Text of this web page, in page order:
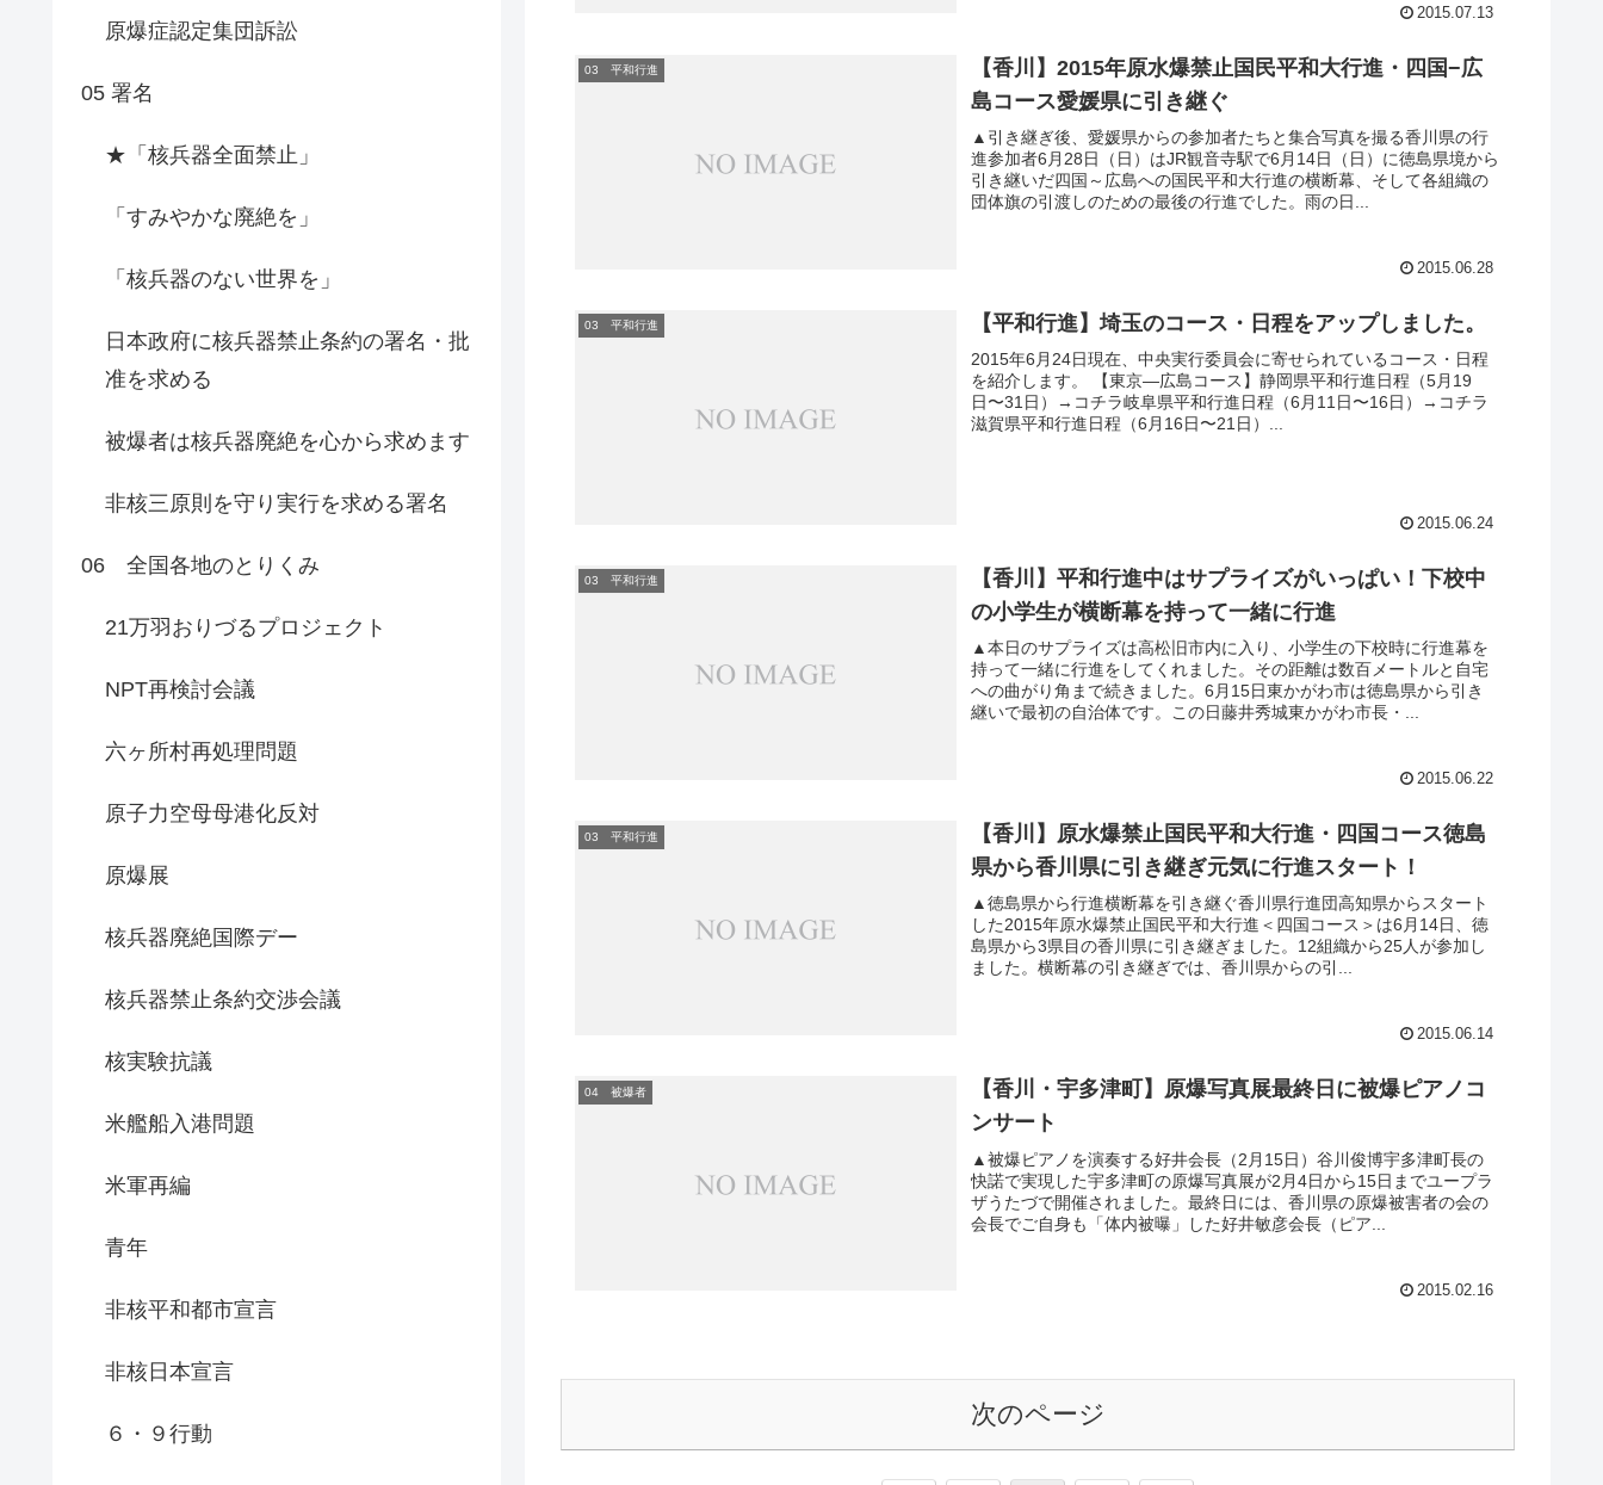
2015.07.13
03 平和行進
【香川】2015年原水爆禁止国民平和大行進・四国−広
島コース愛媛県に引き継ぐ
▲引き継ぎ後、愛媛県からの参加者たちと集合写真を撮る香川県の行
進参加者6月28日（日）はJR観音寺駅で6月14日（日）に徳島県境から
引き継いだ四国～広島への国民平和大行進の横断幕、そして各組織の
団体旗の引渡しのための最後の行進でした。雨の日...
2015.06.28
03 平和行進 【平和行進】埼玉のコース・日程をアップしました。
2015年6月24日現在、中央実行委員会に寄せられているコース・日程
を紹介します。 【東京―広島コース】静岡県平和行進日程（5月19
日〜31日）→コチラ岐阜県平和行進日程（6月11日〜16日）→コチラ
滋賀県平和行進日程（6月16日〜21日）...
2015.06.24
03 平和行進
【香川】平和行進中はサプライズがいっぱい！下校中
の小学生が横断幕を持って一緒に行進
▲本日のサプライズは高松旧市内に入り、小学生の下校時に行進幕を
持って一緒に行進をしてくれました。その距離は数百メートルと自宅
への曲がり角まで続きました。6月15日東かがわ市は徳島県から引き
継いで最初の自治体です。この日藤井秀城東かがわ市長・...
2015.06.22
03 平和行進
【香川】原水爆禁止国民平和大行進・四国コース徳島
県から香川県に引き継ぎ元気に行進スタート！
▲徳島県から行進横断幕を引き継ぐ香川県行進団高知県からスタート
した2015年原水爆禁止国民平和大行進＜四国コース＞は6月14日、徳
島県から3県目の香川県に引き継ぎました。12組織から25人が参加し
ました。横断幕の引き継ぎでは、香川県からの引...
2015.06.14
04 被爆者
【香川・宇多津町】原爆写真展最終日に被爆ピアノコ
ンサート
▲被爆ピアノを演奏する好井会長（2月15日）谷川俊博宇多津町長の
快諾で実現した宇多津町の原爆写真展が2月4日から15日までユープラ
ザうたづで開催されました。最終日には、香川県の原爆被害者の会の
会長でご自身も「体内被曝」した好井敏彦会長（ピア...
2015.02.16
次のページ
原爆症認定集団訴訟
05 署名
★「核兵器全面禁止」
「すみやかな廃絶を」
「核兵器のない世界を」
日本政府に核兵器禁止条約の署名・批
准を求める
被爆者は核兵器廃絶を心から求めます
非核三原則を守り実行を求める署名
06 全国各地のとりくみ
21万羽おりづるプロジェクト
NPT再検討会議
六ヶ所村再処理問題
原子力空母母港化反対
原爆展
核兵器廃絶国際デー
核兵器禁止条約交渉会議
核実験抗議
米艦船入港問題
米軍再編
青年
非核平和都市宣言
非核日本宣言
６・９行動